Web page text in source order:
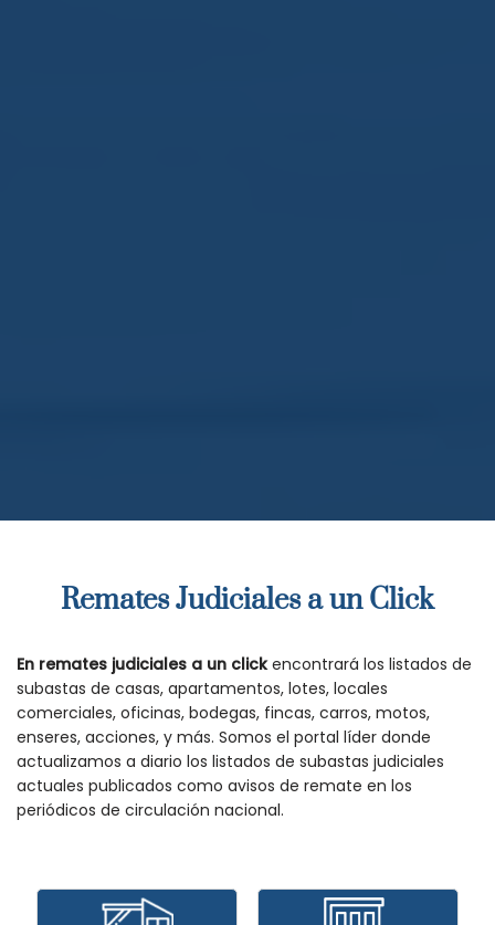
Remates Judiciales a un Click
En remates judiciales a un clickencontrará los listados de
subastas de casas, apartamentos, lotes, locales
comerciales, oficinas, bodegas, fincas, carros, motos,
enseres, acciones, y más. Somos el portal líder donde
actualizamos a diario los listados de subastas judiciales
actuales publicados como avisos de remate en los
periódicos de circulación nacional.